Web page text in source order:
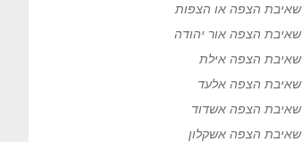
שאיבת הצפה או הצפות
שאיבת הצפה אור יהודה
שאיבת הצפה אילת
שאיבת הצפה אלעד
שאיבת הצפה אשדוד
שאיבת הצפה אשקלון